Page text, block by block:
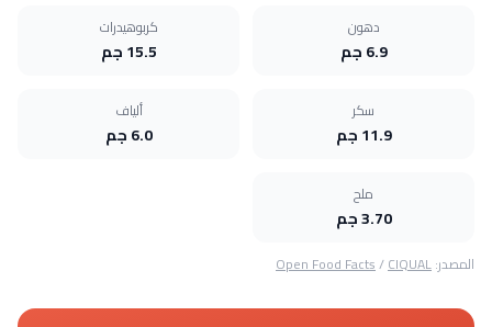
دهون
6.9 جم
كربوهيدرات
15.5 جم
سكر
11.9 جم
ألياف
6.0 جم
ملح
3.70 جم
المصدر: Open Food Facts/CIQUAL